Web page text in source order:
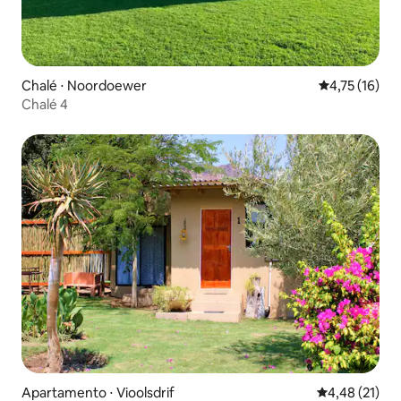
Chalé ⋅ Noordoewer 4,75 de uma
4,75 (16)
Chalé 4
Apartamento ⋅ Vioolsdrif 4,48 de uma
4,48 (21)